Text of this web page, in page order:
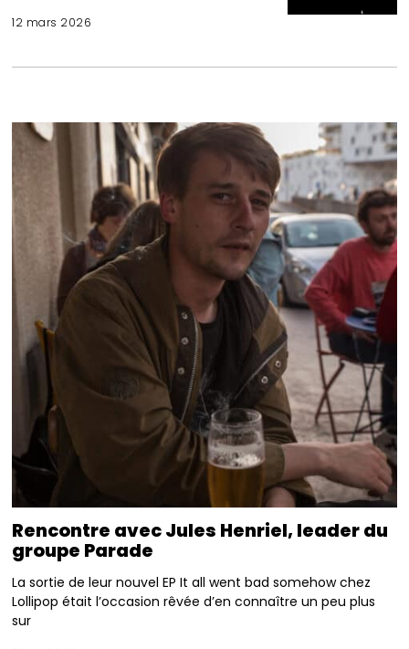
12 mars 2026
Rencontre avec Jules Henriel, leader du
groupe Parade
La sortie de leur nouvel EP It all went bad somehow chez
Lollipop était l’occasion rêvée d’en connaître un peu plus
sur